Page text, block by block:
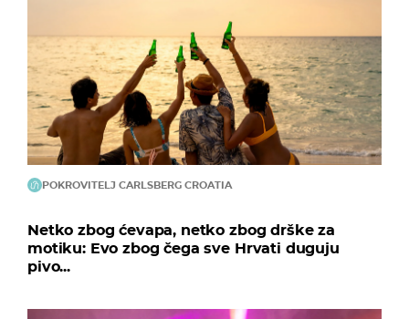
POKROVITELJ CARLSBERG CROATIA
Netko zbog ćevapa, netko zbog drške za
motiku: Evo zbog čega sve Hrvati duguju
pivo...